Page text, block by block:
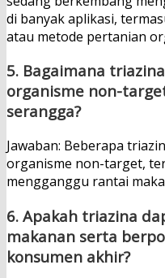
di banyak aplikasi,
atau metode pertanian
5. Bagaimana
organisme non-
serangga?
Jawaban: Beberapa
organisme non-target,
mengganggu rantai
6. Apakah triazina
makanan serta
konsumen akhir?